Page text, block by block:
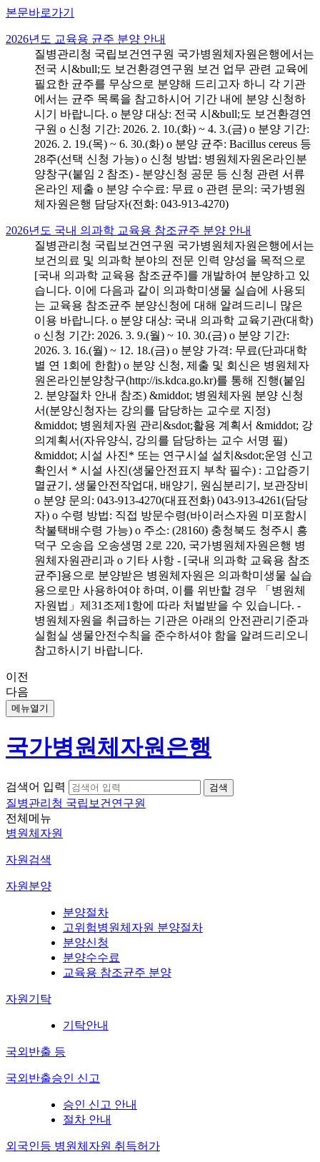
본문바로가기
2026년도 교육용 균주 분양 안내
질병관리청 국립보건연구원 국가병원체자원은행에서는
전국 시&bull;도 보건환경연구원 보건 업무 관련 교육에
필요한 균주를 무상으로 분양해 드리고자 하니 각 기관
에서는 균주 목록을 참고하시어 기간 내에 분양 신청하
시기 바랍니다. o 분양 대상: 전국 시&bull;도 보건환경연
구원 o 신청 기간: 2026. 2. 10.(화) ~ 4. 3.(금) o 분양 기간:
2026. 2. 19.(목) ~ 6. 30.(화) o 분양 균주: Bacillus cereus 등
28주(선택 신청 가능) o 신청 방법: 병원체자원온라인분
양창구(붙임 2 참조) - 분양신청 공문 등 신청 관련 서류
온라인 제출 o 분양 수수료: 무료 o 관련 문의: 국가병원
체자원은행 담당자(전화: 043-913-4270)
2026년도 국내 의과학 교육용 참조균주 분양 안내
질병관리청 국립보건연구원 국가병원체자원은행에서는
보건의료 및 의과학 분야의 전문 인력 양성을 목적으로
[국내 의과학 교육용 참조균주]를 개발하여 분양하고 있
습니다. 이에 다음과 같이 의과학미생물 실습에 사용되
는 교육용 참조균주 분양신청에 대해 알려드리니 많은
이용 바랍니다. o 분양 대상: 국내 의과학 교육기관(대학)
o 신청 기간: 2026. 3. 9.(월) ~ 10. 30.(금) o 분양 기간:
2026. 3. 16.(월) ~ 12. 18.(금) o 분양 가격: 무료(단과대학
별 연 1회에 한함) o 분양 신청, 제출 및 회신은 병원체자
원온라인분양창구(http://is.kdca.go.kr)를 통해 진행(붙임
2. 분양절차 안내 참조) &middot; 병원체자원 분양 신청
서(분양신청자는 강의를 담당하는 교수로 지정)
&middot; 병원체자원 관리&sdot;활용 계획서 &middot; 강
의계획서(자유양식, 강의를 담당하는 교수 서명 필)
&middot; 시설 사진* 또는 연구시설 설치&sdot;운영 신고
확인서 * 시설 사진(생물안전표지 부착 필수) : 고압증기
멸균기, 생물안전작업대, 배양기, 원심분리기, 보관장비
o 분양 문의: 043-913-4270(대표전화) 043-913-4261(담당
자) o 수령 방법: 직접 방문수령(바이러스자원 미포함시
착불택배수령 가능) o 주소: (28160) 충청북도 청주시 흥
덕구 오송읍 오송생명 2로 220, 국가병원체자원은행 병
원체자원관리과 o 기타 사항 - [국내 의과학 교육용 참조
균주]용으로 분양받은 병원체자원은 의과학미생물 실습
용으로만 사용하여야 하며, 이를 위반할 경우 「병원체
자원법」제31조제1항에 따라 처벌받을 수 있습니다. -
병원체자원을 취급하는 기관은 아래의 안전관리기준과
실험실 생물안전수칙을 준수하셔야 함을 알려드리오니
참고하시기 바랍니다.
이전
다음
메뉴열기
국가병원체자원은행
검색어 입력
질병관리청 국립보건연구원
전체메뉴
병원체자원
자원검색
자원분양
분양절차
고위험병원체자원 분양절차
분양신청
분양수수료
교육용 참조균주 분양
자원기탁
기탁안내
국외반출 등
국외반출승인 신고
승인 신고 안내
절차 안내
외국인등 병원체자원 취득허가